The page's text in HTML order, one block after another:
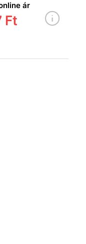
ár
Ft